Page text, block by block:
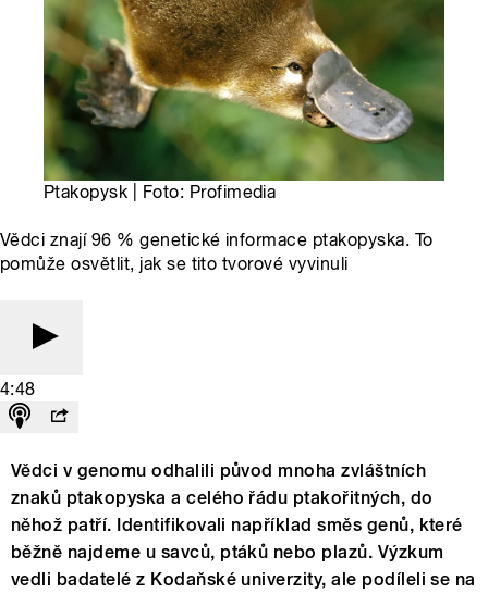
Ptakopysk | Foto: Profimedia
Vědci znají 96 % genetické informace ptakopyska. To
pomůže osvětlit, jak se tito tvorové vyvinuli
4:48
Vědci v genomu odhalili původ mnoha zvláštních
znaků ptakopyska a celého řádu ptakořitných, do
něhož patří. Identifikovali například směs genů, které
běžně najdeme u savců, ptáků nebo plazů. Výzkum
vedli badatelé z Kodaňské univerzity, ale podíleli se na